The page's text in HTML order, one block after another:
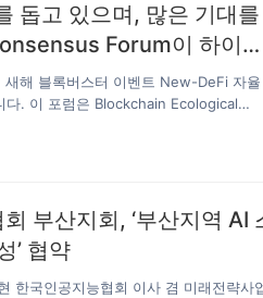
돕고 있으며, 많은 기대를
Forum이 하이커
해 블록버스터 이벤트 New-DeFi 자
. 이 포럼은 Blockchain Ecological
Account, Fireball Finance 및 Coin
애호가로부터 약 1,000 명의 사람들이
부산지회, ‘부산지역 AI
’ 협약
한국인공지능협회 이사 겸 미래전략사